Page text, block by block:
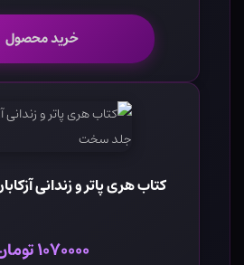
خرید محصول
کتاب هری پاتر و زندانی
۱۰۷۰۰۰۰ تومان